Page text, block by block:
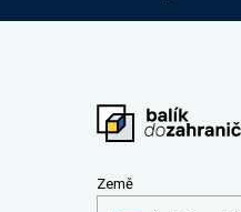
Země